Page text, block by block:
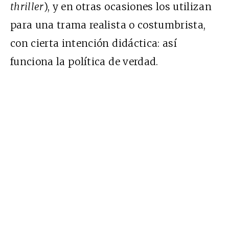
thriller), y en otras ocasiones los utilizan
para una trama realista o costumbrista,
con cierta intención didáctica: así
funciona la política de verdad.